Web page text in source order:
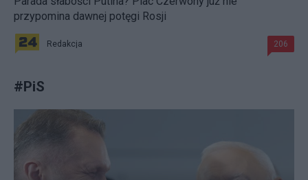
przypomina dawnej potęgi Rosji
Redakcja 206
#PiS